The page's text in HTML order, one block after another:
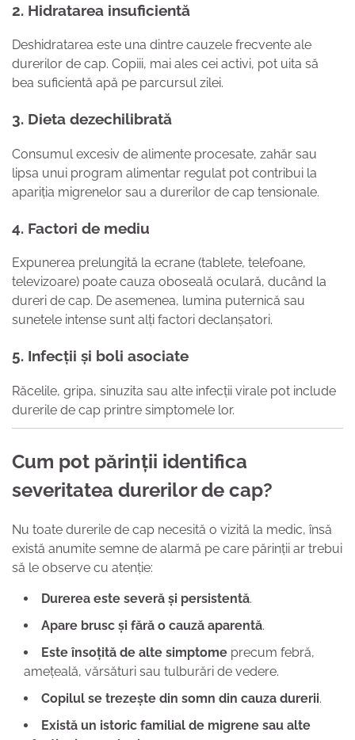
2. Hidratarea insuficientă
Deshidratarea este una dintre cauzele frecvente ale
durerilor de cap. Copiii, mai ales cei activi, pot uita să
bea suficientă apă pe parcursul zilei.
3. Dieta dezechilibrată
Consumul excesiv de alimente procesate, zahăr sau
lipsa unui program alimentar regulat pot contribui la
apariția migrenelor sau a durerilor de cap tensionale.
4. Factori de mediu
Expunerea prelungită la ecrane (tablete, telefoane,
televizoare) poate cauza oboseală oculară, ducând la
dureri de cap. De asemenea, lumina puternică sau
sunetele intense sunt alți factori declanșatori.
5. Infecții și boli asociate
Răcelile, gripa, sinuzita sau alte infecții virale pot include
durerile de cap printre simptomele lor.
Cum pot părinții identifica
severitatea durerilor de cap?
Nu toate durerile de cap necesită o vizită la medic, însă
există anumite semne de alarmă pe care părinții ar trebui
să le observe cu atenție:
Durerea este severă și persistentă.
Apare brusc și fără o cauză aparentă.
Este însoțită de alte simptome precum febră,
amețeală, vărsături sau tulburări de vedere.
Copilul se trezește din somn din cauza durerii.
Există un istoric familial de migrene sau alte